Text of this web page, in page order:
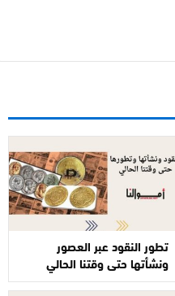
تطور النقود عبر العصور
ونشأتها حتى وقتنا الحالي